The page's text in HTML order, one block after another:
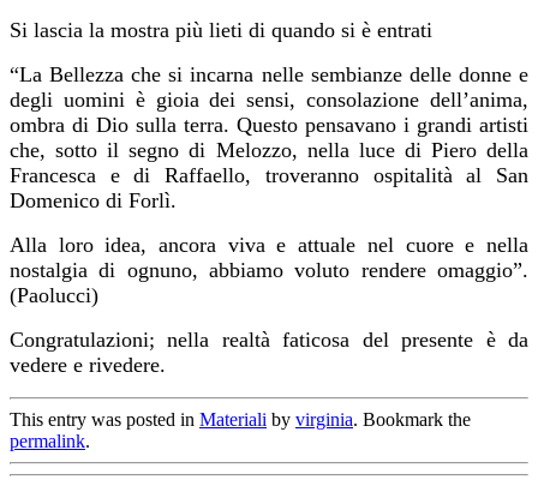
Si lascia la mostra più lieti di quando si è entrati
“La Bellezza che si incarna nelle sembianze delle donne e
degli uomini è gioia dei sensi, consolazione dell’anima,
ombra di Dio sulla terra. Questo pensavano i grandi artisti
che, sotto il segno di Melozzo, nella luce di Piero della
Francesca e di Raffaello, troveranno ospitalità al San
Domenico di Forlì.
Alla loro idea, ancora viva e attuale nel cuore e nella
nostalgia di ognuno, abbiamo voluto rendere omaggio”.
(Paolucci)
Congratulazioni; nella realtà faticosa del presente è da
vedere e rivedere.
This entry was posted in Materiali by virginia. Bookmark the
permalink.